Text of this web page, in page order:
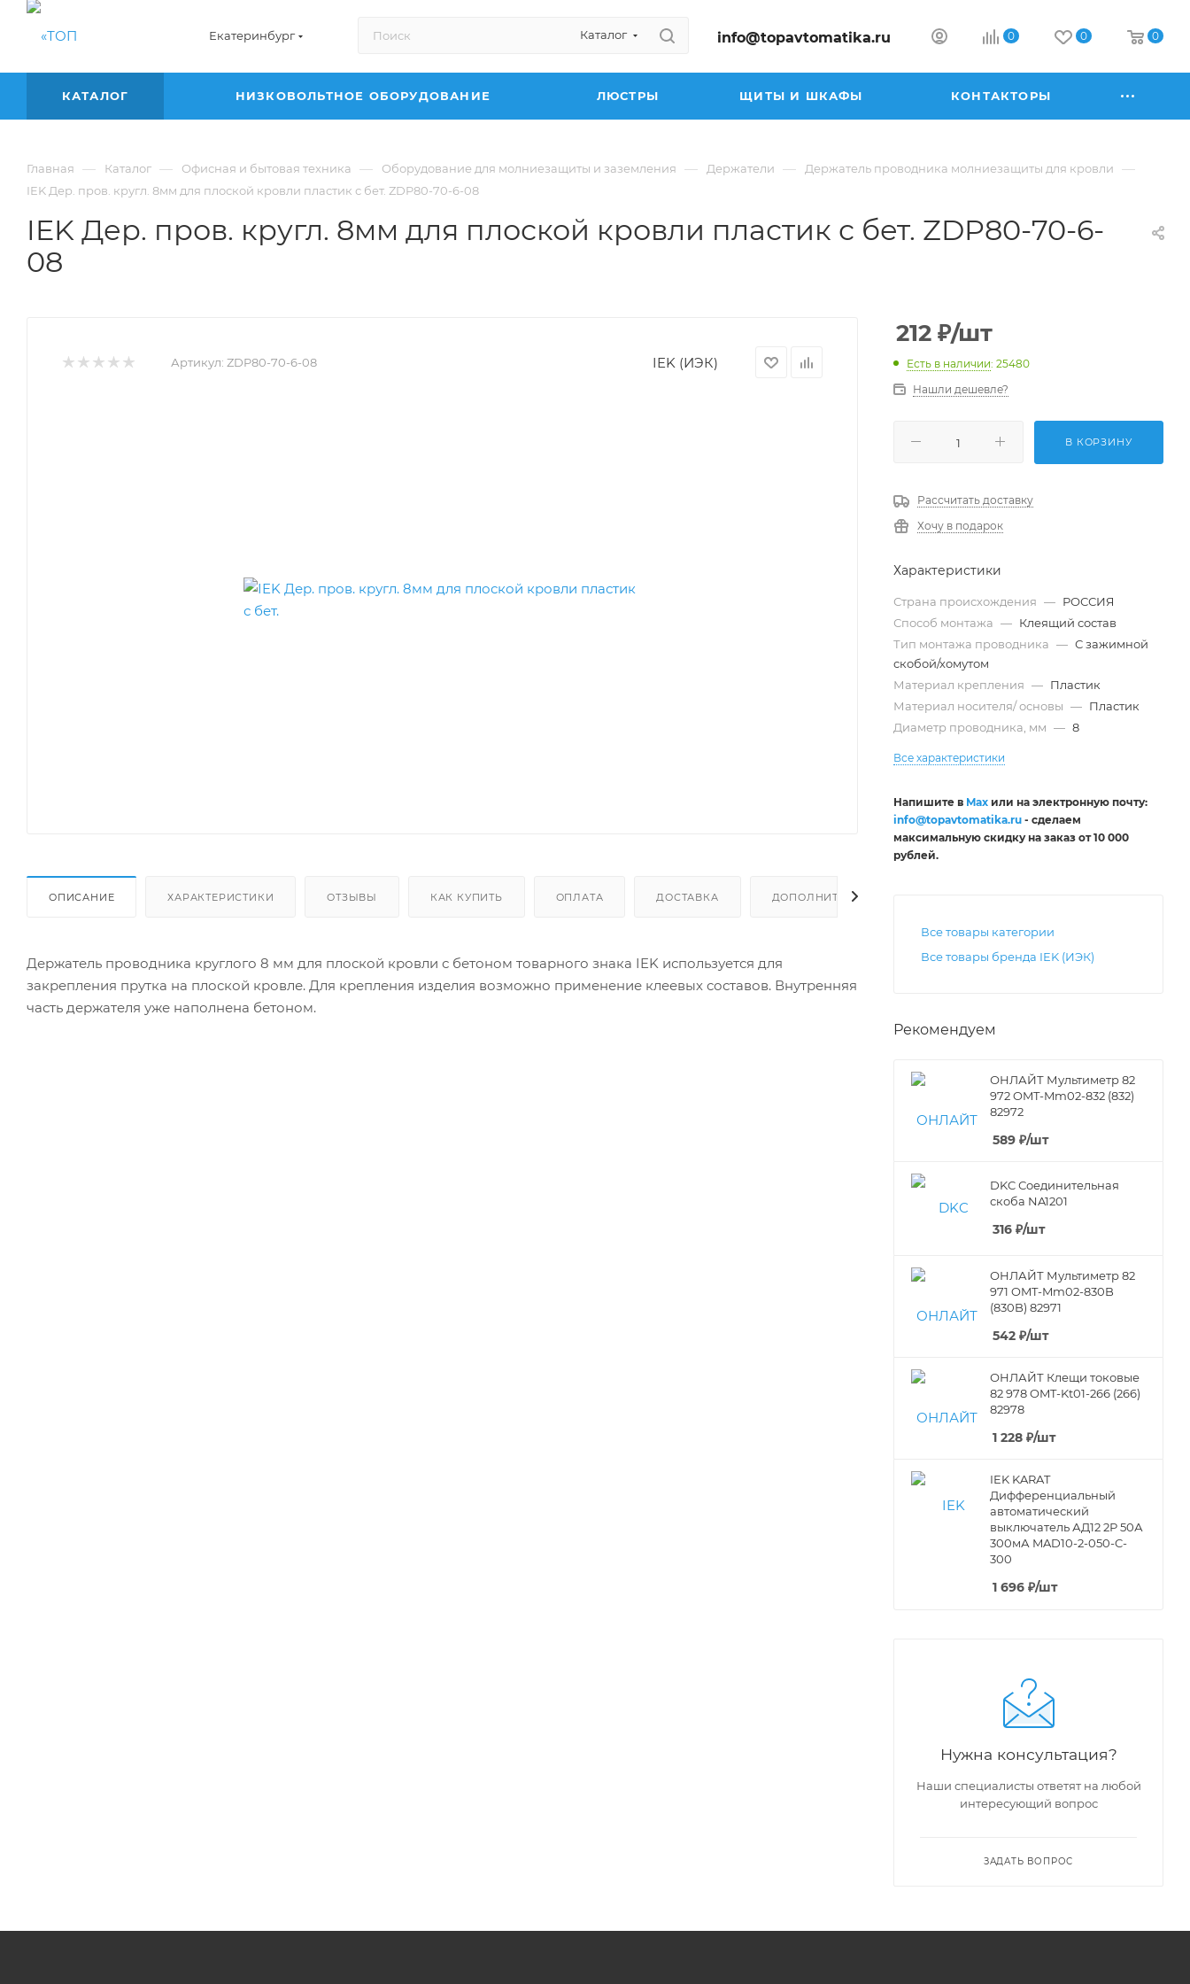
Екатеринбург Каталог info@topavtomatika.ru 0 0 0
КАТАЛОГ НИЗКОВОЛЬТНОЕ ОБОРУДОВАНИЕ ЛЮСТРЫ ЩИТЫ И ШКАФЫ КОНТАКТОРЫ
Главная — Каталог — Офисная и бытовая техника — Оборудование для молниезащиты и заземления — Держатели — Держатель проводника молниезащиты для кровли —
IEK Дер. пров. кругл. 8мм для плоской кровли пластик с бет. ZDP80-70-6-08
IEK Дер. пров. кругл. 8мм для плоской кровли пластик с бет. ZDP80-70-6-
08
Артикул: ZDP80-70-6-08 IEK (ИЭК)
ОПИСАНИЕ ХАРАКТЕРИСТИКИ ОТЗЫВЫ КАК КУПИТЬ ОПЛАТА ДОСТАВКА ДОПОЛНИТЕЛЬНО
Держатель проводника круглого 8 мм для плоской кровли с бетоном товарного знака IEK используется для
закрепления прутка на плоской кровле. Для крепления изделия возможно применение клеевых составов. Внутренняя
часть держателя уже наполнена бетоном.
212 ₽/шт
Есть в наличии: 25480
Нашли дешевле?
В КОРЗИНУ
Рассчитать доставку
Хочу в подарок
Характеристики
Страна происхождения — РОССИЯ
Способ монтажа — Клеящий состав
Тип монтажа проводника — С зажимной
скобой/хомутом
Материал крепления — Пластик
Материал носителя/ основы — Пластик
Диаметр проводника, мм — 8
Все характеристики
Напишите в Max или на электронную почту:
info@topavtomatika.ru - сделаем
максимальную скидку на заказ от 10 000
рублей.
Все товары категории
Все товары бренда IEK (ИЭК)
Рекомендуем
ОНЛАЙТ Мультиметр 82
972 OMT-Mm02-832 (832)
82972
589 ₽/шт
DKC Соединительная
скоба NA1201
316 ₽/шт
ОНЛАЙТ Мультиметр 82
971 OMT-Mm02-830B
(830B) 82971
542 ₽/шт
ОНЛАЙТ Клещи токовые
82 978 OMT-Kt01-266 (266)
82978
1 228 ₽/шт
IEK KARAT
Дифференциальный
автоматический
выключатель АД12 2Р 50А
300мА MAD10-2-050-C-
300
1 696 ₽/шт
Нужна консультация?
Наши специалисты ответят на любой
интересующий вопрос
ЗАДАТЬ ВОПРОС